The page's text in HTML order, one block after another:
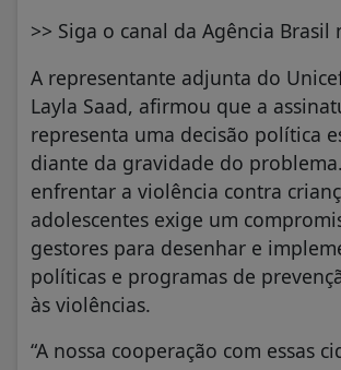
>> Siga o canal da Agência Brasil
A representante adjunta do
Layla Saad, afirmou que a
representa uma decisão política
diante da gravidade do
enfrentar a violência contra
adolescentes exige um
gestores para desenhar e
políticas e programas de
às violências.
“A nossa cooperação com essas